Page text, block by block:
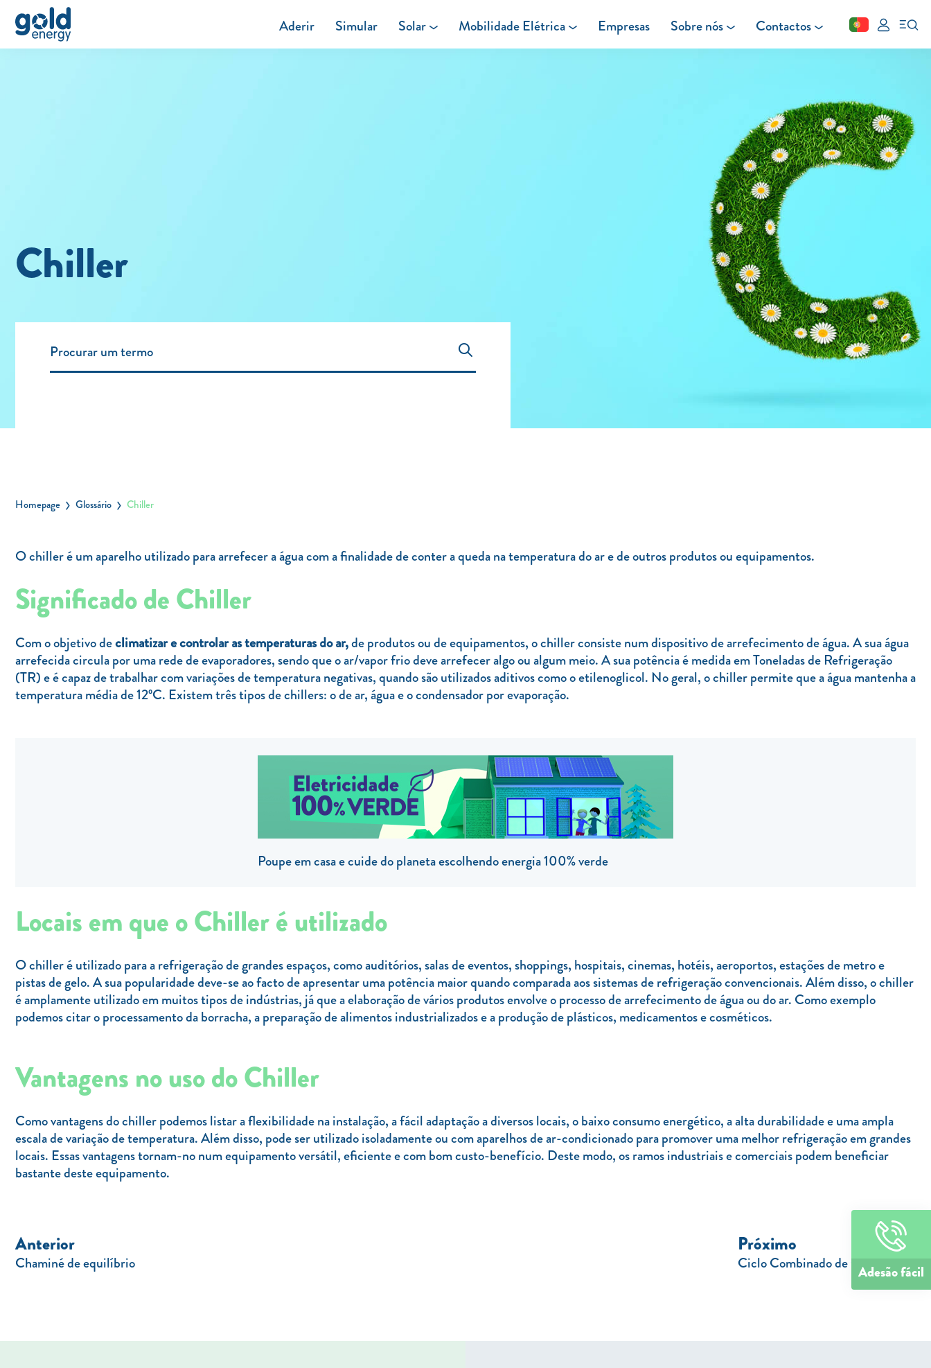
Aderir Simular Solar Mobilidade Elétrica Empresas Sobre nós Contactos
Fechar
Chiller
Homepage Glossário Chiller
O chiller é um aparelho utilizado para arrefecer a água com a finalidade de conter a queda na temperatura do ar e de outros produtos ou equipamentos.
Significado de Chiller
Com o objetivo declimatizar e controlar as temperaturasdo ar,de produtos ou de equipamentos, o chiller consiste num dispositivo de arrefecimento de água. A sua água
arrefecida circula por uma rede de evaporadores, sendo que o ar/vapor frio deve arrefecer algo ou algum meio. A sua potência é medida em Toneladas de Refrigeração
(TR) e é capaz de trabalhar com variações de temperatura negativas, quando são utilizados aditivos como o etilenoglicol. No geral, o chiller permite que a água mantenha a
temperatura média de 12ºC. Existem três tipos de chillers: o de ar, água e o condensador por evaporação.
Poupe em casa e cuide do planeta escolhendo energia 100% verde
Locais em que o Chiller é utilizado
O chiller é utilizado para a refrigeração de grandes espaços, como auditórios, salas de eventos, shoppings, hospitais, cinemas, hotéis, aeroportos, estações de metro e
pistas de gelo. A sua popularidade deve-se ao facto de apresentar uma potência maior quando comparada aos sistemas de refrigeração convencionais. Além disso, o chiller
é amplamente utilizado em muitos tipos de indústrias, já que a elaboração de vários produtos envolve o processo de arrefecimento de água ou do ar. Como exemplo
podemos citar o processamento da borracha, a preparação de alimentos industrializados e a produção de plásticos, medicamentos e cosméticos.
Vantagens no uso do Chiller
Como vantagens do chiller podemos listar a flexibilidade na instalação, a fácil adaptação a diversos locais, o baixo consumo energético, a alta durabilidade e uma ampla
escala de variação de temperatura. Além disso, pode ser utilizado isoladamente ou com aparelhos de ar-condicionado para promover uma melhor refrigeração em grandes
locais. Essas vantagens tornam-no num equipamento versátil, eficiente e com bom custo-benefício. Deste modo, os ramos industriais e comerciais podem beneficiar
bastante deste equipamento.
Anterior
Chaminé de equilíbrio
Próximo
Ciclo Combinado de Gás Natural
Adesão fácil